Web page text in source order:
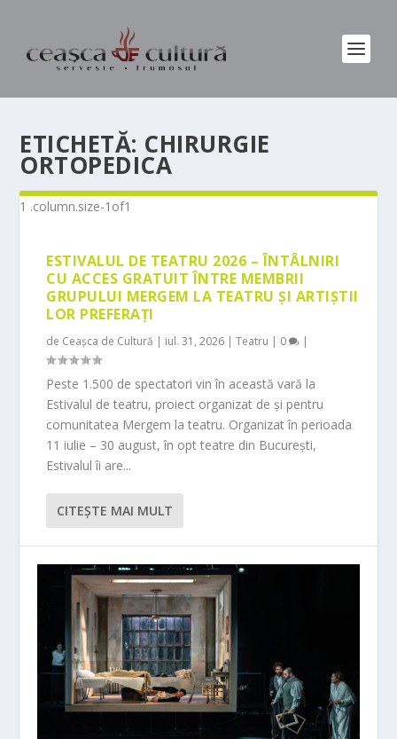
ETICHETĂ: CHIRURGIE
ORTOPEDICA
ESTIVALUL DE TEATRU 2026 – ÎNTÂLNIRI
CU ACCES GRATUIT ÎNTRE MEMBRII
GRUPULUI MERGEM LA TEATRU ȘI ARTIȘTII
LOR PREFERAȚI
de Ceașca de Cultură | iul. 31, 2026 |Teatru | 0 |
Peste 1.500 de spectatori vin în această vară la
Estivalul de teatru, proiect organizat de și pentru
comunitatea Mergem la teatru. Organizat în perioada
11 iulie – 30 august, în opt teatre din București,
Estivalul îi are...
CITEŞTE MAI MULT